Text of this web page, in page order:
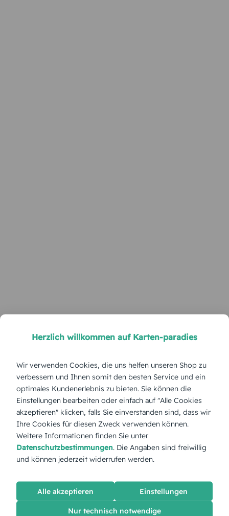
Herzlich willkommen auf Karten-paradies
Wir verwenden Cookies, die uns helfen unseren Shop zu
verbessern und Ihnen somit den besten Service und ein
optimales Kundenerlebnis zu bieten. Sie können die
Einstellungen bearbeiten oder einfach auf "Alle Cookies
akzeptieren" klicken, falls Sie einverstanden sind, dass wir
Ihre Cookies für diesen Zweck verwenden können.
Weitere Informationen finden Sie unter
Datenschutzbestimmungen. Die Angaben sind freiwillig
und können jederzeit widerrufen werden.
Alle akzeptieren Einstellungen
Nur technisch notwendige